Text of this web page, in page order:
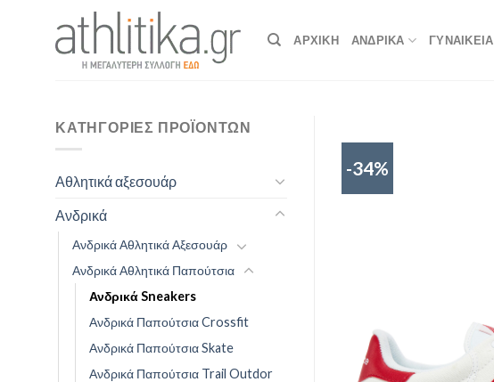
ΑΡΧΙΚΉ ΑΝΔΡΙΚΑ ΓΥΝΑΙΚΕΙΑ
ΚΑΤΗΓΟΡΊΕΣ ΠΡΟΪΌΝΤΩΝ
Αθλητικά αξεσουάρ
Ανδρικά
Ανδρικά Αθλητικά Αξεσουάρ
Ανδρικά Αθλητικά Παπούτσια
Ανδρικά Sneakers
Ανδρικά Παπούτσια Crossfit
Ανδρικά Παπούτσια Skate
Ανδρικά Παπούτσια Trail Outdor
-34%